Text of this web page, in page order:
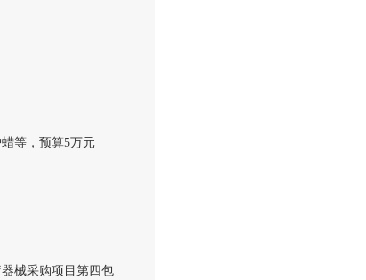
等，预算5万元
械采购项目第四包